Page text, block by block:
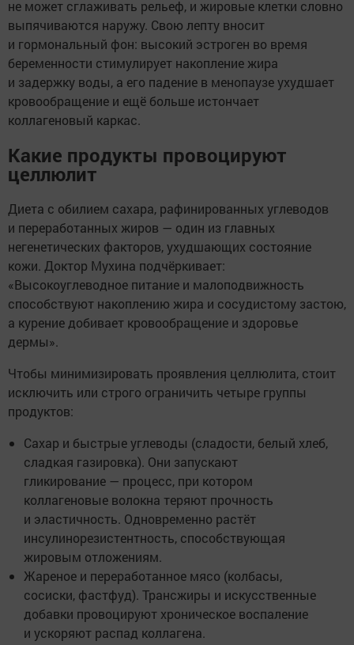
не может сглаживать рельеф, и жировые клетки словно
выпячиваются наружу. Свою лепту вносит
и гормональный фон: высокий эстроген во время
беременности стимулирует накопление жира
и задержку воды, а его падение в менопаузе ухудшает
кровообращение и ещё больше истончает
коллагеновый каркас.
Какие продукты провоцируют
целлюлит
Диета с обилием сахара, рафинированных углеводов
и переработанных жиров — один из главных
негенетических факторов, ухудшающих состояние
кожи. Доктор Мухина подчёркивает:
«Высокоуглеводное питание и малоподвижность
способствуют накоплению жира и сосудистому застою,
а курение добивает кровообращение и здоровье
дермы».
Чтобы минимизировать проявления целлюлита, стоит
исключить или строго ограничить четыре группы
продуктов:
Сахар и быстрые углеводы (сладости, белый хлеб,
сладкая газировка). Они запускают
гликирование — процесс, при котором
коллагеновые волокна теряют прочность
и эластичность. Одновременно растёт
инсулинорезистентность, способствующая
жировым отложениям.
Жареное и переработанное мясо (колбасы,
сосиски, фастфуд). Трансжиры и искусственные
добавки провоцируют хроническое воспаление
и ускоряют распад коллагена.